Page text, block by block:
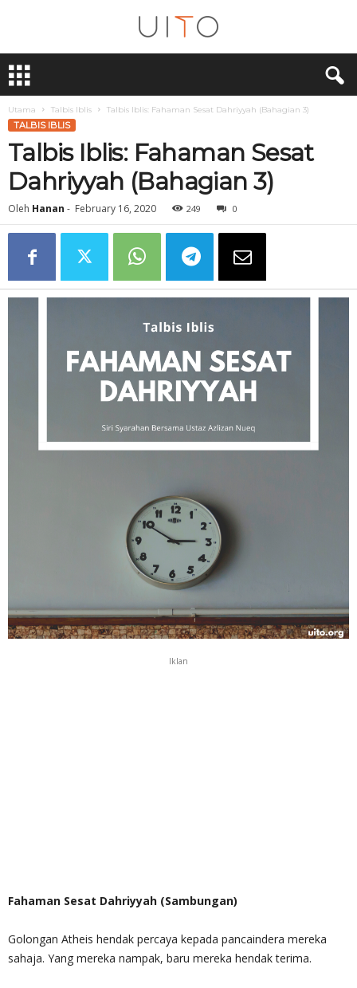
T
Utama Talbis Iblis Talbis Iblis: Fahaman Sesat Dahriyyah (Bahagian 3)
TALBIS IBLIS
Talbis Iblis: Fahaman Sesat
Dahriyyah (Bahagian 3)
Oleh Hanan - February 16, 2020 249 0
Iklan
Fahaman Sesat Dahriyyah (Sambungan)
Golongan Atheis hendak percaya kepada pancaindera mereka
sahaja. Yang mereka nampak, baru mereka hendak terima.